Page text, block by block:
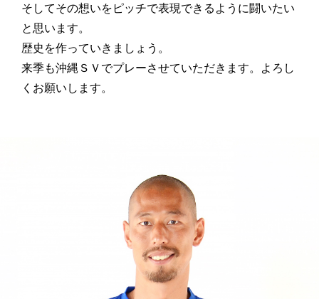
そしてその想いをピッチで表現できるように闘いたい
と思います。
歴史を作っていきましょう。
来季も沖縄ＳＶでプレーさせていただきます。よろし
くお願いします。